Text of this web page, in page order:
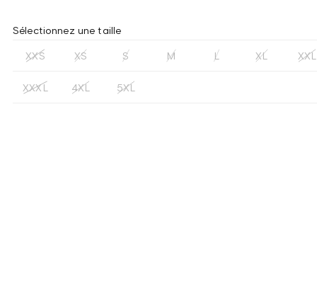
Sélectionnez une taille
XXS XS S M L XL XXL
XXXL 4XL 5XL